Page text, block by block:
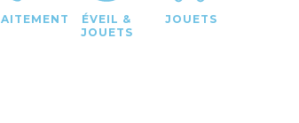
ÉVEIL &
JOUETS
JOUETS